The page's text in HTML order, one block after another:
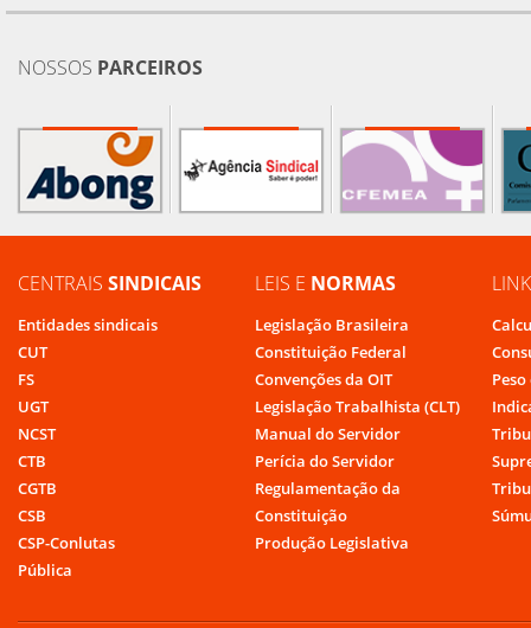
NOSSOS PARCEIROS
CENTRAIS SINDICAIS
Entidades sindicais
CUT
FS
UGT
NCST
CTB
CGTB
CSB
CSP-Conlutas
Pública
LEIS E NORMAS
Legislação Brasileira
Constituição Federal
Convenções da OIT
Legislação Trabalhista (CLT)
Manual do Servidor
Perícia do Servidor
Regulamentação da
Constituição
Produção Legislativa